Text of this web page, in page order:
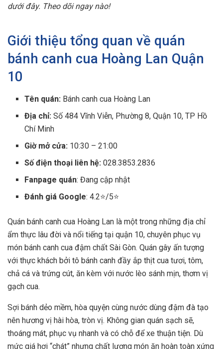
dưới đây. Theo dõi ngay nào!
Giới thiệu tổng quan về quán
bánh canh cua Hoàng Lan Quận
10
Tên quán: Bánh canh cua Hoàng Lan
Địa chỉ:Số 484 Vĩnh Viễn, Phường 8, Quận 10, TP Hồ
Chí Minh
Giờ mở cửa: 10:30 – 21:00
Số điện thoại liên hệ: 028.3853.2836
Fanpage quán: Đang cập nhật
Đánh giá Google: 4.2⭐/5⭐
Quán bánh canh cua Hoàng Lan là một trong những địa chỉ
ẩm thực lâu đời và nổi tiếng tại quận 10, chuyên phục vụ
món bánh canh cua đậm chất Sài Gòn. Quán gây ấn tượng
với thực khách bởi tô bánh canh đầy ắp thịt cua tươi, tôm,
chả cá và trứng cút, ăn kèm với nước lèo sánh mịn, thơm vị
gạch cua.
Sợi bánh dẻo mềm, hòa quyện cùng nước dùng đậm đà tạo
nên hương vị hài hòa, tròn vị. Không gian quán sạch sẽ,
thoáng mát, phục vụ nhanh và có chỗ để xe thuận tiện. Dù
mức giá hơi “chát” nhưng chất lượng món ăn hoàn toàn xứng